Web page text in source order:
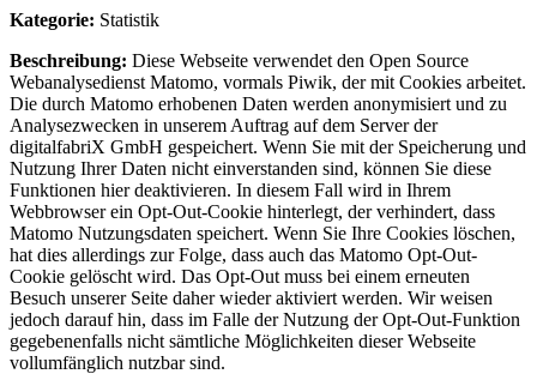
Kategorie: Statistik
Beschreibung: Diese Webseite verwendet den Open Source
Webanalysedienst Matomo, vormals Piwik, der mit Cookies arbeitet.
Die durch Matomo erhobenen Daten werden anonymisiert und zu
Analysezwecken in unserem Auftrag auf dem Server der
digitalfabriX GmbH gespeichert. Wenn Sie mit der Speicherung und
Nutzung Ihrer Daten nicht einverstanden sind, können Sie diese
Funktionen hier deaktivieren. In diesem Fall wird in Ihrem
Webbrowser ein Opt-Out-Cookie hinterlegt, der verhindert, dass
Matomo Nutzungsdaten speichert. Wenn Sie Ihre Cookies löschen,
hat dies allerdings zur Folge, dass auch das Matomo Opt-Out-
Cookie gelöscht wird. Das Opt-Out muss bei einem erneuten
Besuch unserer Seite daher wieder aktiviert werden. Wir weisen
jedoch darauf hin, dass im Falle der Nutzung der Opt-Out-Funktion
gegebenenfalls nicht sämtliche Möglichkeiten dieser Webseite
vollumfänglich nutzbar sind.